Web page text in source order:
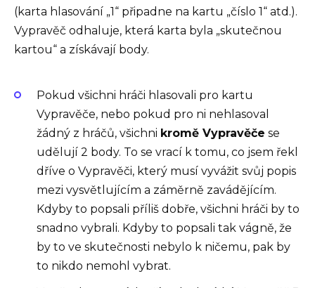
(karta hlasování „1“ připadne na kartu „číslo 1“ atd.).
Vypravěč odhaluje, která karta byla „skutečnou
kartou“ a získávají body.
Pokud všichni hráči hlasovali pro kartu
Vypravěče, nebo pokud pro ni nehlasoval
žádný z hráčů, všichni kromě Vypravěče se
udělují 2 body. To se vrací k tomu, co jsem řekl
dříve o Vypravěči, který musí vyvážit svůj popis
mezi vysvětlujícím a záměrně zavádějícím.
Kdyby to popsali příliš dobře, všichni hráči by to
snadno vybrali. Kdyby to popsali tak vágně, že
by to ve skutečnosti nebylo k ničemu, pak by
to nikdo nemohl vybrat.